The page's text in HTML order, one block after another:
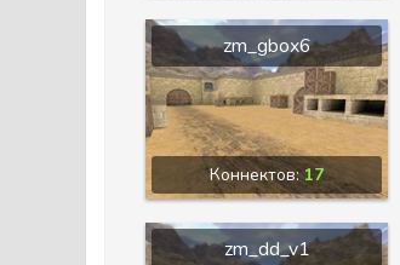
Коннектов:17
zm_gbox6
zm_dd_v1